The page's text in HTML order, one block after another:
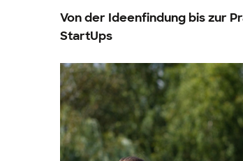
Von der Ideenfindung bis zur
StartUps